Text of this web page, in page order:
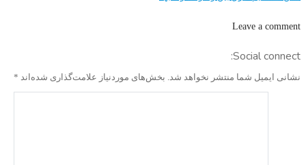
Leave a comment
Social connect:
نشانی ایمیل شما منتشر نخواهد شد. بخش‌های موردنیاز علامت‌گذاری شده‌اند *